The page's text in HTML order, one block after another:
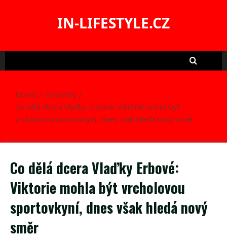
IN-LIFESTYLE.CZ
Domů
Celebrity
Co dělá dcera Vlaďky Erbové: Viktorie mohla být
vrcholovou sportovkyní, dnes však hledá nový směr
Co dělá dcera Vlaďky Erbové:
Viktorie mohla být vrcholovou
sportovkyní, dnes však hledá nový
směr